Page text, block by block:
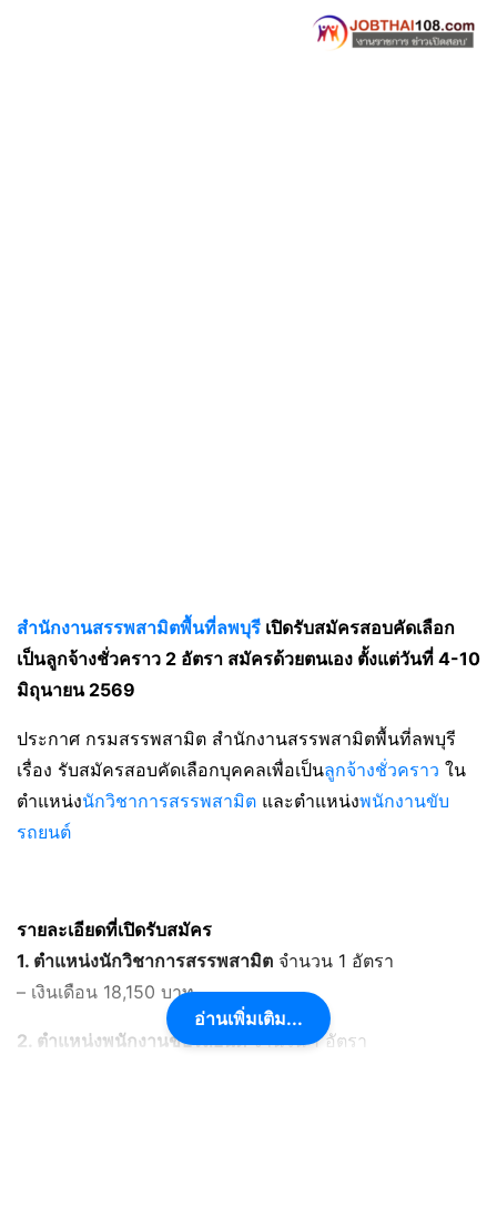
สำนักงานสรรพสามิตพื้นที่ลพบุรี เปิดรับสมัครสอบคัดเลือก
เป็นลูกจ้างชั่วคราว 2 อัตรา สมัครด้วยตนเอง ตั้งแต่วันที่ 4-10
มิถุนายน 2569
ประกาศ กรมสรรพสามิต สำนักงานสรรพสามิตพื้นที่ลพบุรี
เรื่อง รับสมัครสอบคัดเลือกบุคคลเพื่อเป็นลูกจ้างชั่วคราว ใน
ตำแหน่งนักวิชาการสรรพสามิต และตำแหน่งพนักงานขับ
รถยนต์
รายละเอียดที่เปิดรับสมัคร
1. ตำแหน่งนักวิชาการสรรพสามิต จำนวน 1 อัตรา
– เงินเดือน 18,150 บาท
2. ตำแหน่งพนักงานขับรถยนต์จำนวน 1 อัตรา
อ่านเพิ่มเติม...